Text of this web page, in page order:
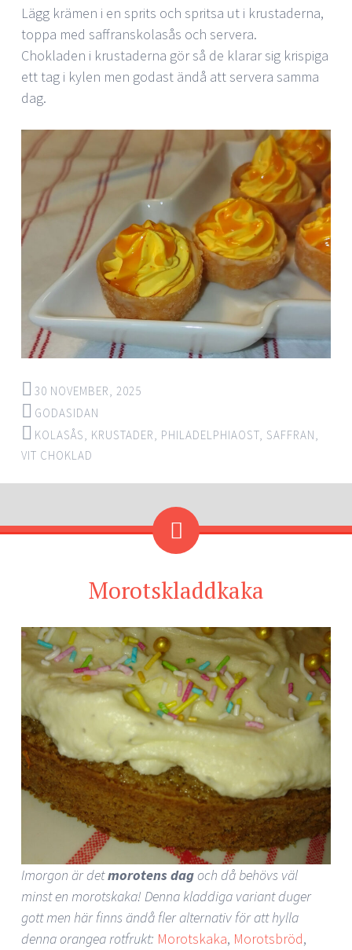
Lägg krämen i en sprits och spritsa ut i krustaderna,
toppa med saffranskolasås och servera.
Chokladen i krustaderna gör så de klarar sig krispiga
ett tag i kylen men godast ändå att servera samma
dag.
30 NOVEMBER, 2025
GODASIDAN
KOLASÅS, KRUSTADER, PHILADELPHIAOST, SAFFRAN,
VIT CHOKLAD
Morotskladdkaka
Imorgon är detmorotens dagoch då behövs väl
minst en morotskaka! Denna kladdiga variant duger
gott men här finns ändå fler alternativ för att hylla
denna orangea rotfrukt: Morotskaka, Morotsbröd,